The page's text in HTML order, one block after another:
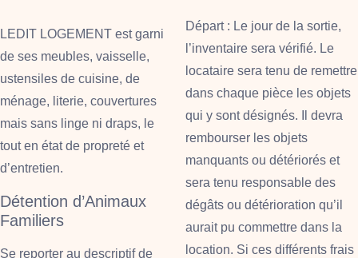
LEDIT LOGEMENT est garni
de ses meubles, vaisselle,
ustensiles de cuisine, de
ménage, literie, couvertures
mais sans linge ni draps, le
tout en état de propreté et
d’entretien.
Détention d’Animaux
Familiers
Se reporter au descriptif de
Départ: Le jour de la sortie,
l’inventaire sera vérifié. Le
locataire sera tenu de remettre
dans chaque pièce les objets
qui y sont désignés. Il devra
rembourser les objets
manquants ou détériorés et
sera tenu responsable des
dégâts ou détérioration qu’il
aurait pu commettre dans la
location. Si ces différents frais